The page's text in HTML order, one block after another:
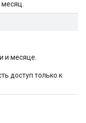
и месяце.
доступ только к